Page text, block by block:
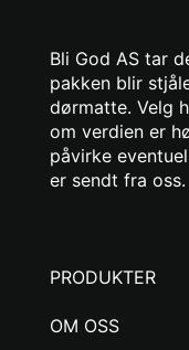
Bli God AS tar
pakken blir
dørmatte. Velg
om verdien er
påvirke
er sendt fra oss.
PRODUKTER
OM OSS